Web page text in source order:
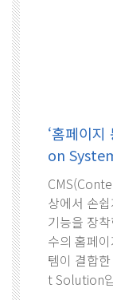
‘홈페이
on
상에서 손
기능을 장
수의 홈페
템이 결합
t Solution